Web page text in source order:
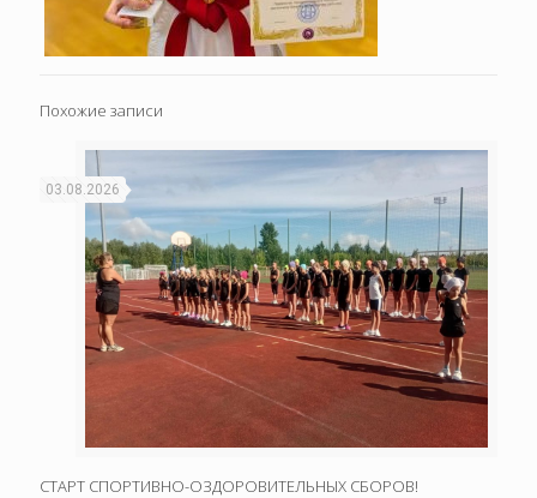
Похожие записи
03.08.2026
СТАРТ СПОРТИВНО-ОЗДОРОВИТЕЛЬНЫХ СБОРОВ!